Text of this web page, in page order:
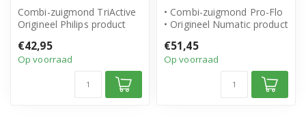
Combi-zuigmond TriActive
Origineel Philips product
432200426091
€42,95
Op voorraad
• Combi-zuigmond Pro-Flo
• Origineel Numatic product
€51,45
Op voorraad